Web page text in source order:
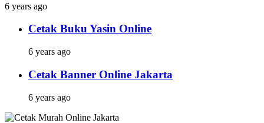
6 years ago
Cetak Buku Yasin Online
6 years ago
Cetak Banner Online Jakarta
6 years ago